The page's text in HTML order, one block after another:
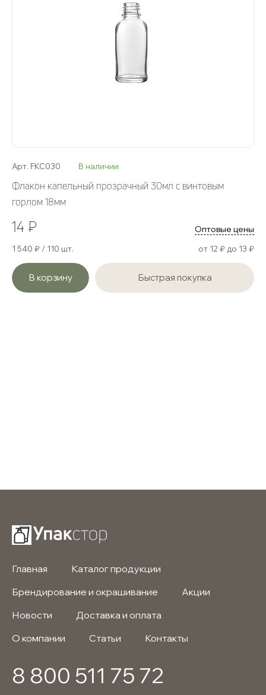
Арт. FKC030 В наличии
Флакон капельный прозрачный 30мл с винтовым
горлом 18мм
14 ₽ Оптовые цены
1 540 ₽ / 110 шт. от 12 ₽ до 13 ₽
В корзину Быстрая покупка
Главная
Каталог продукции
Брендирование и окрашивание
Акции
Новости
Доставка и оплата
О компании
Статьи Контакты
8 800 511 75 72